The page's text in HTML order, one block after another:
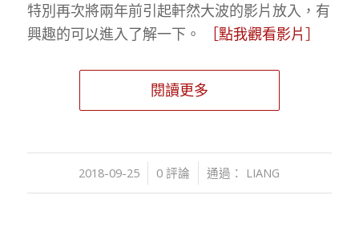
特別再次將兩年前引起軒然大波的影片放入，有
興趣的可以進入了解一下。
［點我觀看影片］
閱讀更多
2018-09-25
/ 0 評論 通過： LIANG